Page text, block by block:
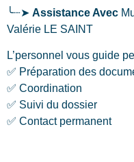
╰┈➤ Assistance Avec
Valérie LE SAINT
L’personnel vous guide
✅ Préparation des
✅ Coordination
✅ Suivi du dossier
✅ Contact permanent